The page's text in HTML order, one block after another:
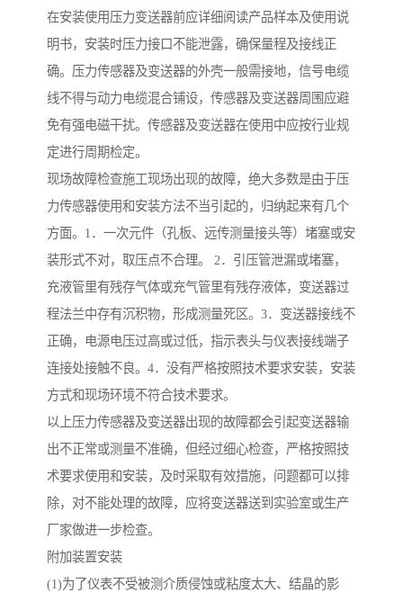
在安装使用压力变送器前应详细阅读产品样本及使用说
明书，安装时压力接口不能泄露，确保量程及接线正
确。压力传感器及变送器的外壳一般需接地，信号电缆
线不得与动力电缆混合铺设，传感器及变送器周围应避
免有强电磁干扰。传感器及变送器在使用中应按行业规
定进行周期检定。
现场故障检查施工现场出现的故障，绝大多数是由于压
力传感器使用和安装方法不当引起的，归纳起来有几个
方面。1．一次元件（孔板、远传测量接头等）堵塞或安
装形式不对，取压点不合理。 2．引压管泄漏或堵塞，
充液管里有残存气体或充气管里有残存液体，变送器过
程法兰中存有沉积物，形成测量死区。3．变送器接线不
正确，电源电压过高或过低，指示表头与仪表接线端子
连接处接触不良。4．没有严格按照技术要求安装，安装
方式和现场环境不符合技术要求。
以上压力传感器及变送器出现的故障都会引起变送器输
出不正常或测量不准确，但经过细心检查，严格按照技
术要求使用和安装，及时采取有效措施，问题都可以排
除，对不能处理的故障，应将变送器送到实验室或生产
厂家做进一步检查。
附加装置安装
(1)为了仪表不受被测介质侵蚀或粘度太大、结晶的影